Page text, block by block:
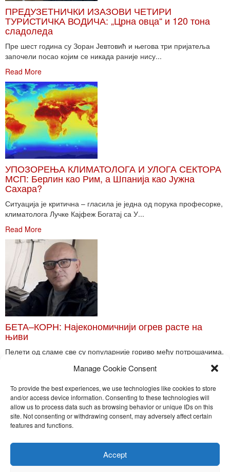
Manage Cookie Consent
To provide the best experiences, we use technologies like cookies to store
and/or access device information. Consenting to these technologies will
allow us to process data such as browsing behavior or unique IDs on this
site. Not consenting or withdrawing consent, may adversely affect certain
features and functions.
Accept
ПРЕДУЗЕТНИЧКИ ИЗАЗОВИ ЧЕТИРИ
ТУРИСТИЧКА ВОДИЧА: „Црна овца“ и 120 тона
сладоледа
Пре шест година су Зоран Јевтовић и његова три пријатеља
започели посао којим се никада раније нису...
Read More
УПОЗОРЕЊА КЛИМАТОЛОГА И УЛОГА СЕКТОРА
МСП: Берлин као Рим, а Шпанија као Јужна
Сахара?
Ситуација је критична – гласила је једна од порука професорке,
климатолога Лучке Кајфеж Богатај са У...
Read More
БЕТА–КОРН: Најекономичнији огрев расте на
њиви
Пелети од сламе све су популарније гориво међу потрошачима.
Toggle
Nira Press d.o.o.
Sadržaj ovog sajta je zakonom zaštićena intelektualna svojina